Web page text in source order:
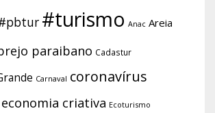
#turismo Anac Areia
paraibano Cadastur
Carnaval coronavírus
economia criativa Ecoturismo